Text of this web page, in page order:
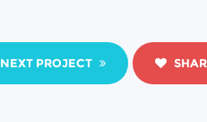
NEXT PROJECT